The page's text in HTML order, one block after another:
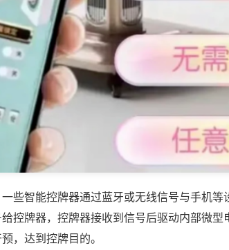
些智能控牌器通过蓝牙或无线信号与手机等
控牌器，控牌器接收到信号后驱动内部微型
，达到控牌目的。